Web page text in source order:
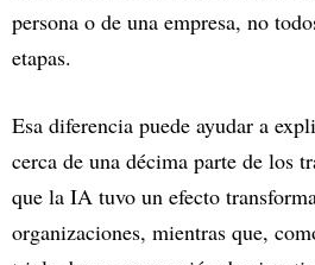
persona o de una empresa, no
etapas.
Esa diferencia puede ayudar a
cerca de una décima parte de los
que la IA tuvo un efecto
organizaciones, mientras que,